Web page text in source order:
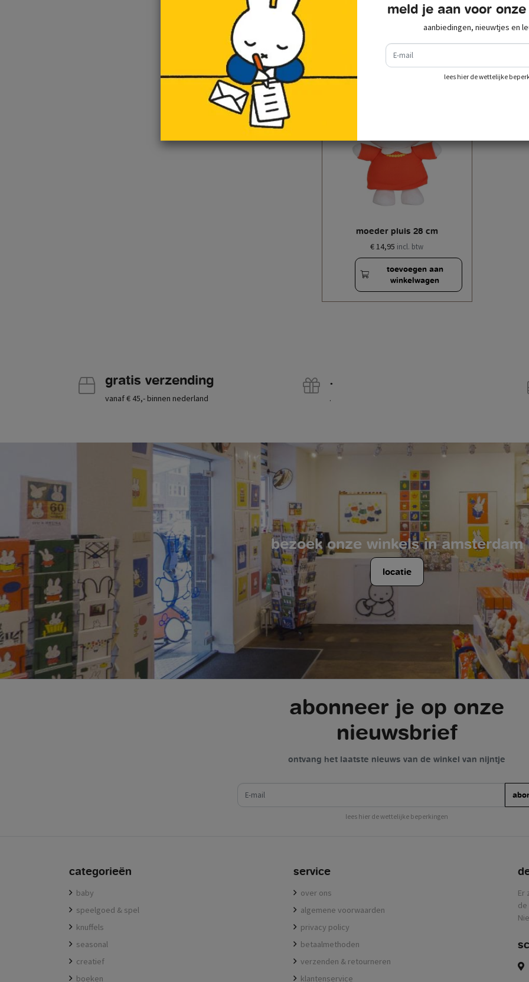
recent bekeken
moeder pluis 28 cm
€ 14,95 incl. btw
toevoegen aan
winkelwagen
gratis verzending
vanaf € 45,- binnen nederland
.
.
bezoek onze winkels in amsterdam
locatie
abonneer je op onze
nieuwsbrief
ontvang het laatste nieuws van de winkel van nijntje
e-mail
lees hier de wettelijke beperkingen
categorieën
baby
speelgoed & spel
knuffels
seasonal
creatief
boeken
service
over ons
algemene voorwaarden
privacy policy
betaalmethoden
verzenden & retourneren
klantenservice
Er
de
meld je aan voor
aanbiedingen, nieuwtjes en
e-mail
lees hier de wettelijke